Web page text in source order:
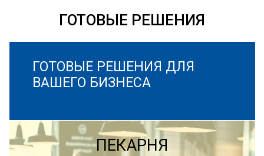
ГОТОВЫЕ РЕШЕНИЯ
ГОТОВЫЕ РЕШЕНИЯ ДЛЯ
ВАШЕГО БИЗНЕСА
ПЕКАРНЯ